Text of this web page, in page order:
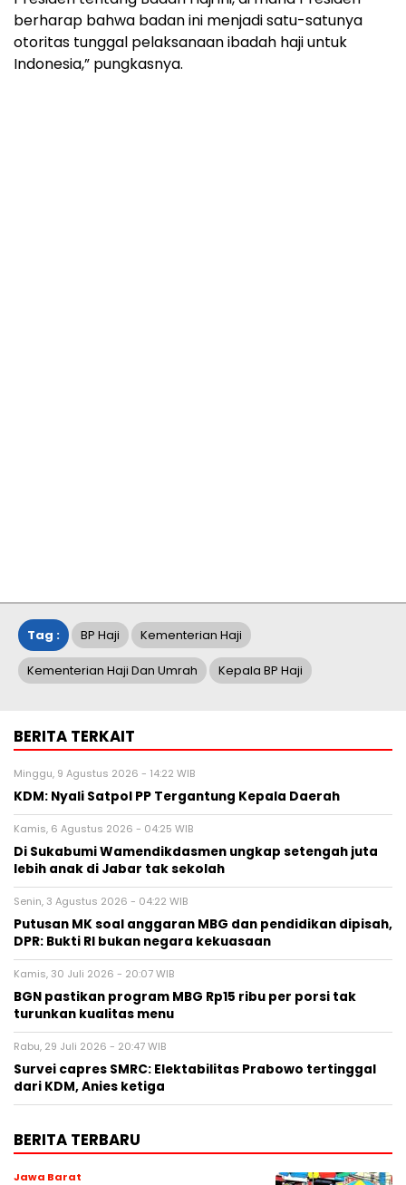
berharap bahwa badan ini menjadi satu-satunya
otoritas tunggal pelaksanaan ibadah haji untuk
Indonesia,” pungkasnya.
Tag : BP Haji Kementerian Haji
Kementerian Haji Dan Umrah Kepala BP Haji
BERITA TERKAIT
Minggu, 9 Agustus 2026 - 14:22 WIB
KDM: Nyali Satpol PP Tergantung Kepala Daerah
Kamis, 6 Agustus 2026 - 04:25 WIB
Di Sukabumi Wamendikdasmen ungkap setengah juta
lebih anak di Jabar tak sekolah
Senin, 3 Agustus 2026 - 04:22 WIB
Putusan MK soal anggaran MBG dan pendidikan dipisah,
DPR: Bukti RI bukan negara kekuasaan
Kamis, 30 Juli 2026 - 20:07 WIB
BGN pastikan program MBG Rp15 ribu per porsi tak
turunkan kualitas menu
Rabu, 29 Juli 2026 - 20:47 WIB
Survei capres SMRC: Elektabilitas Prabowo tertinggal
dari KDM, Anies ketiga
BERITA TERBARU
Jawa Barat